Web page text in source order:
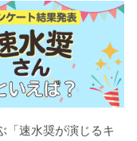
「速水奨が演じるキ